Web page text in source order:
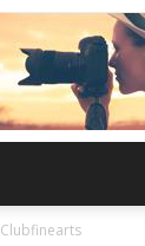
Clubfinearts